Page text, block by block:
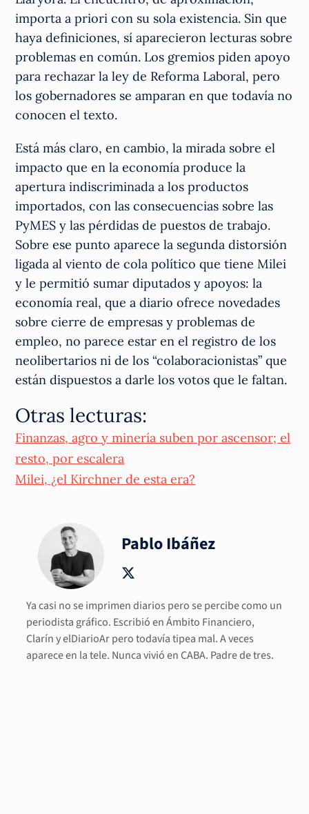
importa a priori con su sola existencia. Sin que
haya definiciones, sí aparecieron lecturas sobre
problemas en común. Los gremios piden apoyo
para rechazar la ley de Reforma Laboral, pero
los gobernadores se amparan en que todavía no
conocen el texto.
Está más claro, en cambio, la mirada sobre el
impacto que en la economía produce la
apertura indiscriminada a los productos
importados, con las consecuencias sobre las
PyMES y las pérdidas de puestos de trabajo.
Sobre ese punto aparece la segunda distorsión
ligada al viento de cola político que tiene Milei
y le permitió sumar diputados y apoyos: la
economía real, que a diario ofrece novedades
sobre cierre de empresas y problemas de
empleo, no parece estar en el registro de los
neolibertarios ni de los “colaboracionistas” que
están dispuestos a darle los votos que le faltan.
Otras lecturas:
Finanzas, agro y minería suben por ascensor; el
resto, por escalera
Milei, ¿el Kirchner de esta era?
Pablo Ibáñez
Ya casi no se imprimen diarios pero se percibe como un
periodista gráfico. Escribió en Ámbito Financiero,
Clarín y elDiarioAr pero todavía tipea mal. A veces
aparece en la tele. Nunca vivió en CABA. Padre de tres.